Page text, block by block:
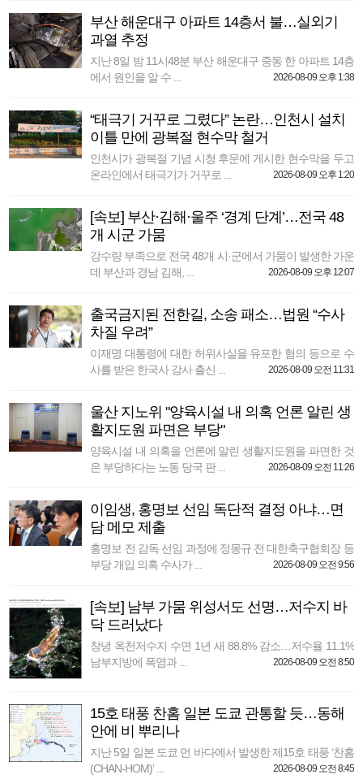
부산 해운대구 아파트 14층서 불…실외기
과열 추정
지난 8일 밤 11시48분 부산 해운대구 중동 한 아파트 14층
에서 원인을 알 수 ...
2026-08-09 오후 1:38
“태극기 거꾸로 그렸다” 논란…인천시 설치
이틀 만에 광복절 현수막 철거
인천시가 광복절 기념 시청 후문에 게시한 현수막을 두고
온라인에서 태극기가 거꾸로 ...
2026-08-09 오후 1:20
[속보] 부산·김해·울주 ‘경계 단계’…전국 48
개 시군 가뭄
강수량 부족으로 전국 48개 시·군에서 가뭄이 발생한 가운
데 부산과 경남 김해, ...
2026-08-09 오후 12:07
출국금지된 전한길, 소송 패소…법원 “수사
차질 우려”
이재명 대통령에 대한 허위사실을 유포한 혐의 등으로 수
사를 받은 한국사 강사 출신 ...
2026-08-09 오전 11:31
울산 지노위 "양육시설 내 의혹 언론 알린 생
활지도원 파면은 부당"
양육시설 내 의혹을 언론에 알린 생활지도원을 파면한 것
은 부당하다는 노동 당국 판 ...
2026-08-09 오전 11:26
이임생, 홍명보 선임 독단적 결정 아냐…면
담 메모 제출
홍명보 전 감독 선임 과정에 정몽규 전 대한축구협회장 등
부당 개입 의혹 수사가 ...
2026-08-09 오전 9:56
[속보] 남부 가뭄 위성서도 선명…저수지 바
닥 드러났다
창녕 옥천저수지 수면 1년 새 88.8% 감소…저수율 11.1%
남부지방에 폭염과 ...
2026-08-09 오전 8:50
15호 태풍 찬홈 일본 도쿄 관통할 듯…동해
안에 비 뿌리나
지난 5일 일본 도쿄 먼 바다에서 발생한 제15호 태풍 ‘찬홈
(CHAN-HOM)’ ...
2026-08-09 오전 8:45